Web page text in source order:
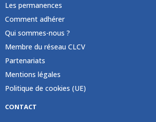
Les permanences
Comment adhérer
Qui sommes-nous ?
Membre du réseau CLCV
Partenariats
Mentions légales
Politique de cookies (UE)
CONTACT